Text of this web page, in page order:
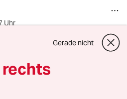
Uhr
Anfang Dezember weg sind.
nicht, die die
Frankfurt gesehen. Das war
Gerade nicht